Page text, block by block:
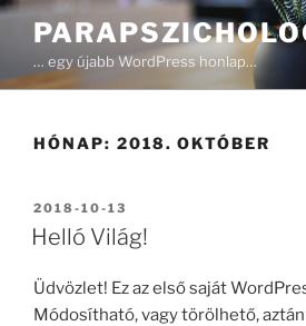
Tartalomhoz
… egy újabb WordPress honlap…
HÓNAP: 2018. OKTÓBER
BEKÜLDVE:
2018-10-13
Helló Világ!
Üdvözlet! Ez az első saját
Módosítható, vagy törölhető,